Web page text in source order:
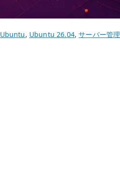
Ubuntu, Ubuntu 26.04,サーバー管理